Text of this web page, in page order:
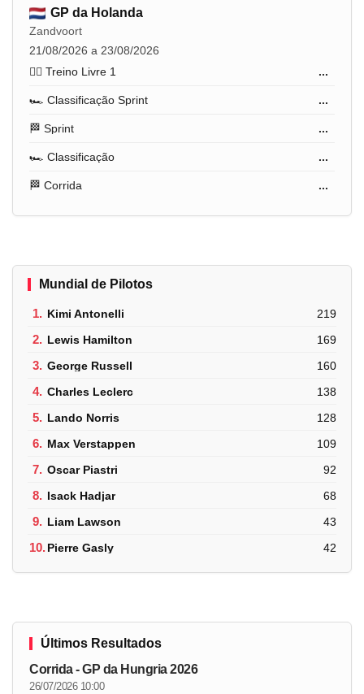
GP da Holanda
Zandvoort
21/08/2026 a 23/08/2026
🏋️‍♂️ Treino Livre 1
...
🏎️ Classificação Sprint ...
🏁 Sprint ...
🏎️ Classificação ...
🏁 Corrida ...
Mundial de Pilotos
1. Kimi Antonelli 219
2. Lewis Hamilton 169
3. George Russell 160
4. Charles Leclerc 138
5. Lando Norris 128
6. Max Verstappen 109
7. Oscar Piastri 92
8. Isack Hadjar 68
9. Liam Lawson 43
10.Pierre Gasly 42
Últimos Resultados
Corrida - GP da Hungria 2026
26/07/2026 10:00